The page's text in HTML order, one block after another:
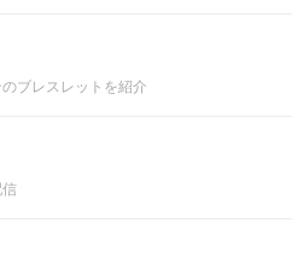
ブレスレットを紹介